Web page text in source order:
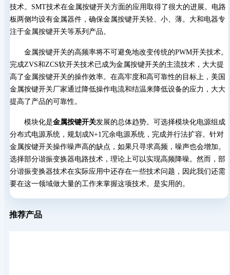
技术。SMT技术在金属按键开关方面的应用取得了很大的进展。电路
板两侧均设有金属器件，确保金属按键开关轻、小、薄。大和电器专
注于金属按键开关等系列产品。
金属按键开关的高频率将不可避免地改变传统的PWM开关技术。
完成ZVS和ZCS软开关技术已成为金属按键开关的主流技术，大大提
高了金属按键开关的操作效率。在高牢度和高可靠性的目标上，美国
金属按键开关厂家通过降低操作电流和结温来降低设备的应力，大大
提高了产品的可靠性。
模块化是金属按键开关发展的总体趋势。可选择模块化电源组成
分布式电源系统，规划成N+1冗余电源系统，完成并行法扩容。针对
金属按键开关操作噪声高的缺点，如果只寻求高频，噪声也会增加。
选择部分谐振变换器电路技术，理论上可以实现高频降噪。然而，部
分谐振变换器技术在实际应用中还存在一些技术问题，因此我们还需
要在这一领域做大量的工作来掌握这项技术。是实用的。
推荐产品